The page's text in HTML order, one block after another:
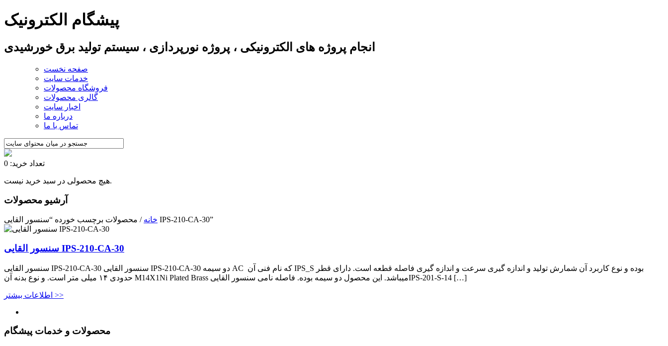
پیشگام الکترونیک
انجام پروژه های الکترونیکی ، پروژه نورپردازی ، سیستم تولید برق خورشیدی
صفحه نخست
خدمات سایت
فروشگاه محصولات
گالری محصولات
اخبار سایت
درباره ما
تماس با ما
تعداد خرید: 0
هیچ محصولی در سبد خرید نیست.
آرشیو محصولات
خانه / محصولات برچسب خورده “سنسور القایی IPS-210-CA-30”
سنسور القایی IPS-210-CA-30
سنسور القایی IPS-210-CA-30 سنسور القایی IPS-210-CA-30 دو سیمه AC که نام فنی آن IPS_S بوده و نوع کاربرد آن شمارش تولید و اندازه گیری سرعت و اندازه گیری فاصله قطعه است. دارای قطر
حدودی ۱۴ میلی متر است. و نوع بدنه آن M14X1Ni Plated Brass میباشد. این محصول دو سیمه بوده. فاصله نامی سنسور القاییIPS-201-S-14 […]
اطلاعات بیشتر >>
محصولات و خدمات پیشگام